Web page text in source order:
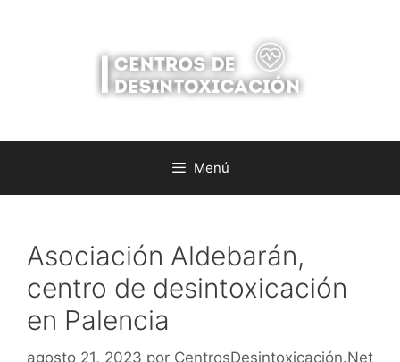
Menú
Asociación Aldebarán,
centro de desintoxicación
en Palencia
agosto 21, 2023 por CentrosDesintoxicación.Net